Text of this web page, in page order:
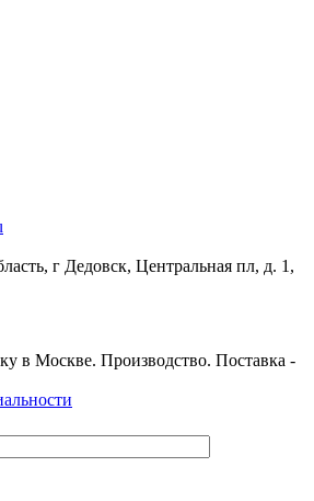
г Дедовск, Центральная пл, д. 1,
в Москве. Производство. Поставка -